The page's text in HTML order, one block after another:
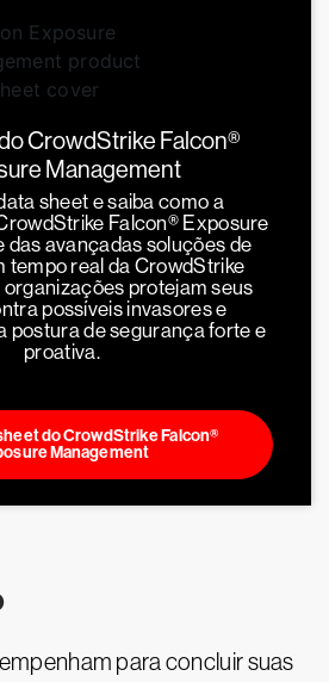
CrowdStrike Falcon®
Management
sheet e saiba como a
Falcon® Exposure
das avançadas soluções de
tempo real da CrowdStrike
protejam seus
possíveis invasores e
postura de segurança forte e
proativa.
do CrowdStrike Falcon®
Management
para concluir suas